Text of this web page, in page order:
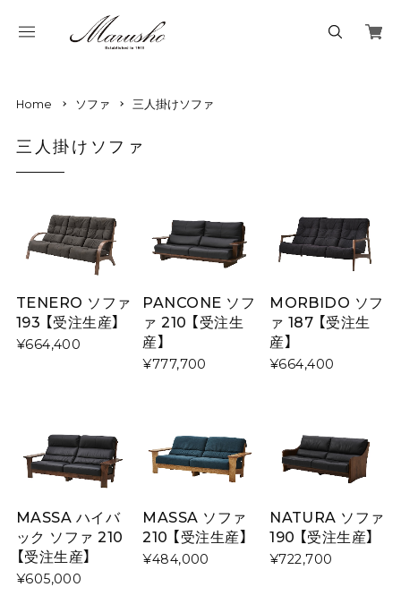
Home ソファ 三人掛けソファ
三人掛けソファ
TENERO ソファ
193 【受注生産】
¥664,400
PANCONE ソフ
ァ 210 【受注生
産】
¥777,700
MORBIDO ソフ
ァ 187 【受注生
産】
¥664,400
MASSA ハイバ
ック ソファ 210
【受注生産】
¥605,000
MASSA ソファ
210 【受注生産】
¥484,000
NATURA ソファ
190 【受注生産】
¥722,700